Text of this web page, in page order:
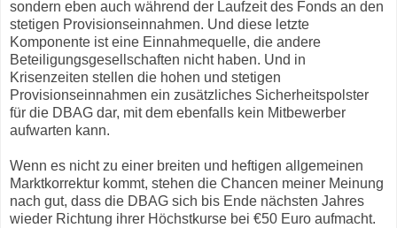
sondern eben auch während der Laufzeit des Fonds an den
stetigen Provisionseinnahmen. Und diese letzte
Komponente ist eine Einnahmequelle, die andere
Beteiligungsgesellschaften nicht haben. Und in
Krisenzeiten stellen die hohen und stetigen
Provisionseinnahmen ein zusätzliches Sicherheitspolster
für die DBAG dar, mit dem ebenfalls kein Mitbewerber
aufwarten kann.
Wenn es nicht zu einer breiten und heftigen allgemeinen
Marktkorrektur kommt, stehen die Chancen meiner Meinung
nach gut, dass die DBAG sich bis Ende nächsten Jahres
wieder Richtung ihrer Höchstkurse bei €50 Euro aufmacht.